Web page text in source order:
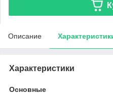
Описание
Характеристики
Основные